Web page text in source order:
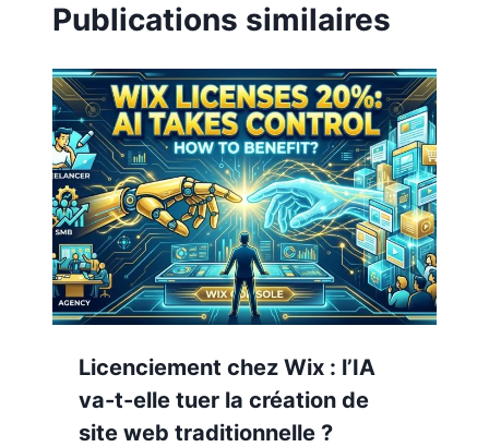
Publications similaires
Licenciement chez Wix : l’IA
va-t-elle tuer la création de
site web traditionnelle ?